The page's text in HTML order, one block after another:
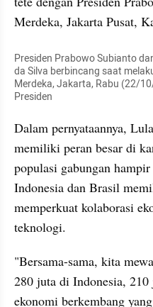
Merdeka, Jakarta Pusat,
Presiden Prabowo Subianto
da Silva berbincang saat
Merdeka, Jakarta, Rabu (22/
Presiden
Dalam pernyataannya,
memiliki peran besar di
populasi gabungan
Indonesia dan Brasil
memperkuat kolaborasi
teknologi.
"Bersama-sama, kita
280 juta di Indonesia,
ekonomi berkembang